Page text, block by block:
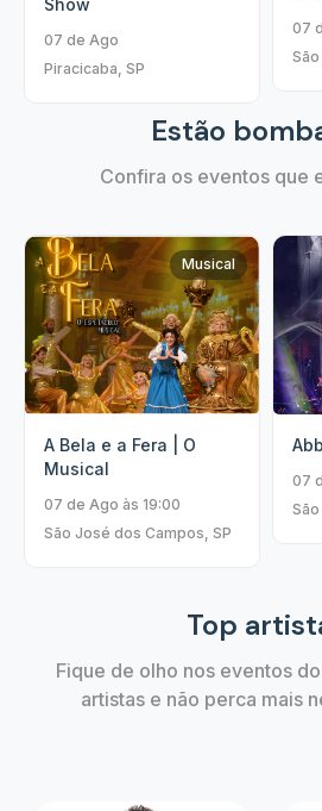
07 de Ago
Piracicaba, SP
07
Estão
Confira os eventos que
Musical
A Bela e a Fera | O
Musical
07 de Ago às 19:00
São José dos Campos, SP
07
Top
Fique de olho nos eventos
artistas e não perca mais